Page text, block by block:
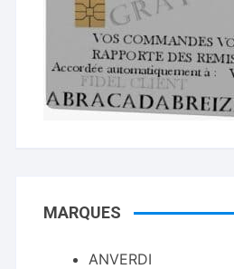
MARQUES
ANVERDI